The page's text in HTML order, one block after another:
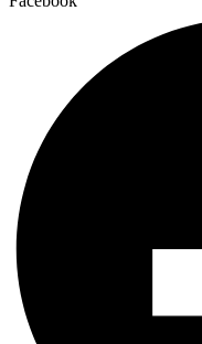
Na úmysel
08:30
Za
Karmel
+Anna